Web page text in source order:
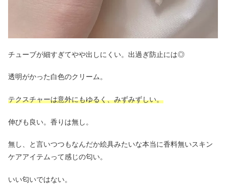
チューブが細すぎてやや出しにくい。出過ぎ防止には◎
透明がかった白色のクリーム。
テクスチャーは意外にもゆるく、みずみずしい。
伸びも良い。香りは無し。
無し、と言いつつもなんだか絵具みたいな本当に香料無いスキン
ケアアイテムって感じの匂い。
いい匂いではない。